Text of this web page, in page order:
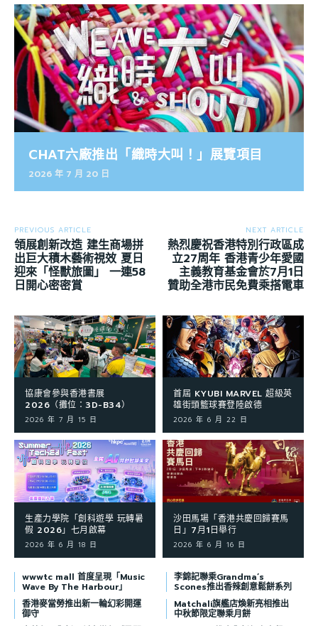
CHAT六廠推出「織時大叫！」展覽項目
2026 年 7 月 20 日
PREVIOUS ARTICLE
領展創新改造 建生商場拼
出巨大積木藝術視效 夏日
迎來「怪獸旅圖」 一連58
日開心密密賞
NEXT ARTICLE
熱烈慶祝香港特別行政區成
立27周年 香港青少年愛國
主義教育基金會於7月1日
贊助全港市民免費乘搭電車
協康會參與香港書展
2026（攤位：3D-B34）
2026 年 7 月 15 日
首屆 KYUBI MARVEL 超級英
雄街頭籃球賽登陸啟德
2026 年 6 月 22 日
生產力學院「創科遊學 玩轉暑
假 2026」七月啟幕
2026 年 6 月 18 日
沙田馬場「香港共慶回歸賽馬
日」7月1日舉行
2026 年 6 月 16 日
wwwtc mall 首度呈現「Music
Wave By The Harbour」
李錦記聯乘Grandma’s
Scones推出香辣創意鬆餅系列
香港麥當勞推出新一輪幻彩開運
御守
Matchali旗艦店煥新亮相推出
中秋節限定聯乘月餅